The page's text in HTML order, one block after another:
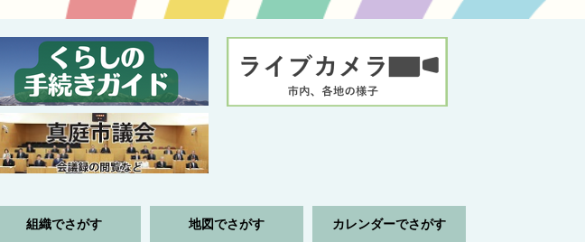
組織でさがす 地図でさがす カレンダーでさがす